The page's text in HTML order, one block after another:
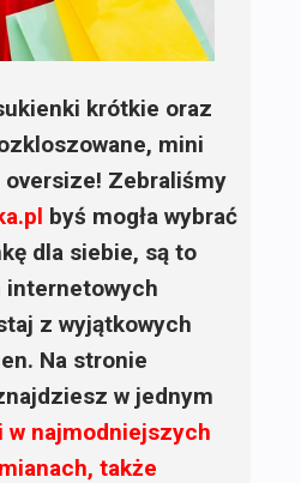
krótkie oraz
mini
Zebraliśmy
byś mogła wybrać
dla siebie, są to
z wyjątkowych
Na stronie
w jednym
w najmodniejszych
także